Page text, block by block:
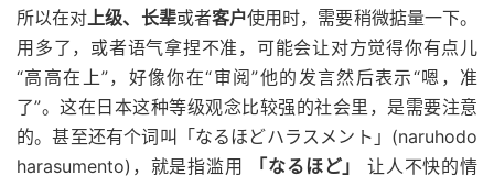
所以在对上级、长辈或者客户使用时，需要稍微掂量一下。
用多了，或者语气拿捏不准，可能会让对方觉得你有点儿
“高高在上”，好像你在“审阅”他的发言然后表示“嗯，准
了”。这在日本这种等级观念比较强的社会里，是需要注意
的。甚至还有个词叫「なるほどハラスメント」(naruhodo
harasumento)，就是指滥用
「なるほど」
让人不快的情